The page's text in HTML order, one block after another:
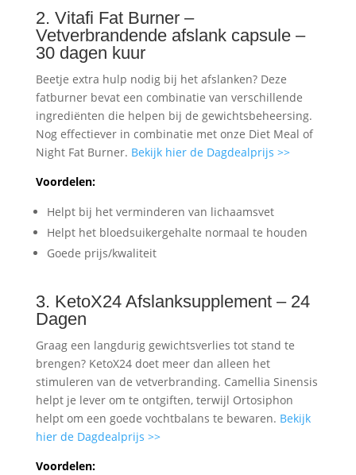
2. Vitafi Fat Burner –
Vetverbrandende afslank capsule –
30 dagen kuur
Beetje extra hulp nodig bij het afslanken? Deze
fatburner bevat een combinatie van verschillende
ingrediënten die helpen bij de gewichtsbeheersing.
Nog effectiever in combinatie met onze Diet Meal of
Night Fat Burner. Bekijk hier de Dagdealprijs >>
Voordelen:
Helpt bij het verminderen van lichaamsvet
Helpt het bloedsuikergehalte normaal te houden
Goede prijs/kwaliteit
3. KetoX24 Afslanksupplement – 24
Dagen
Graag een langdurig gewichtsverlies tot stand te
brengen? KetoX24 doet meer dan alleen het
stimuleren van de vetverbranding. Camellia Sinensis
helpt je lever om te ontgiften, terwijl Ortosiphon
helpt om een goede vochtbalans te bewaren. Bekijk
hier de Dagdealprijs >>
Voordelen: